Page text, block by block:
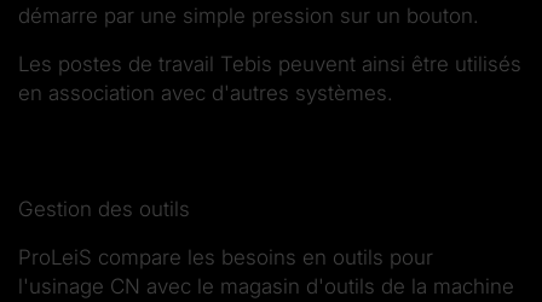
démarre par une simple pression sur un bouton.
Les postes de travail Tebis peuvent ainsi être utilisés
en association avec d'autres systèmes.
Gestion des outils
ProLeiS compare les besoins en outils pour
l'usinage CN avec le magasin d'outils de la machine